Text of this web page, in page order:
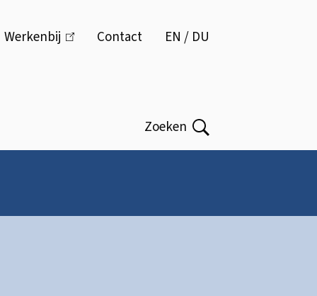
op
Zoeken
Menu
Werkenbij (link
Contact EN / DU